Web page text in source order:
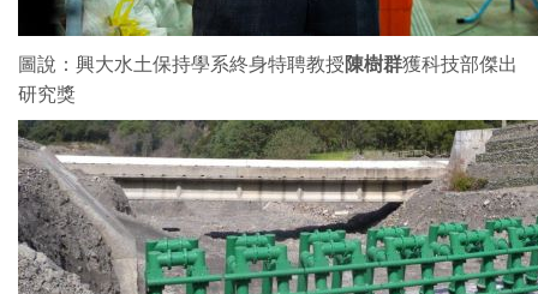
圖說：興大水土保持學系終身特聘教授陳樹群獲科技部傑出
研究獎